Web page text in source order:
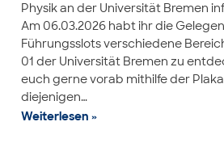
Physik an der Universität Bremen
Am 06.03.2026 habt ihr die
Führungsslots verschiedene
01 der Universität Bremen zu
euch gerne vorab mithilfe der
diejenigen…
Weiterlesen »